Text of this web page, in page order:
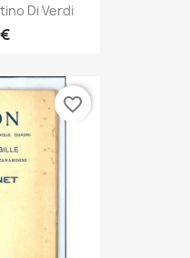
Di Verdi
favorite_border